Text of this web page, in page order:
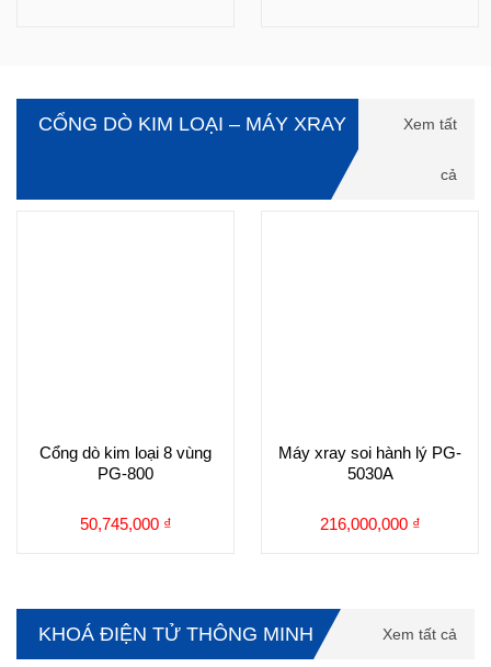
CỔNG DÒ KIM LOẠI – MÁY XRAY Xem tất
cả
Cổng dò kim loại 8 vùng
PG-800
50,745,000 ₫
Máy xray soi hành lý PG-
5030A
216,000,000 ₫
KHOÁ ĐIỆN TỬ THÔNG MINH Xem tất cả